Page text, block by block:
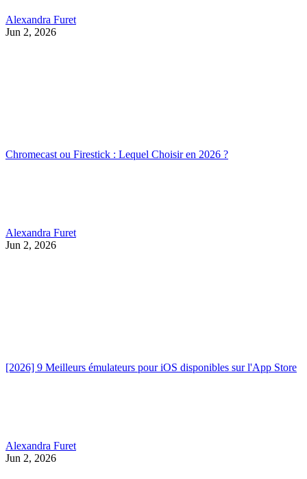
Alexandra Furet
Jun 2, 2026
Chromecast ou Firestick : Lequel Choisir en 2026 ?
Alexandra Furet
Jun 2, 2026
[2026] 9 Meilleurs émulateurs pour iOS disponibles sur l'App Store
Alexandra Furet
Jun 2, 2026